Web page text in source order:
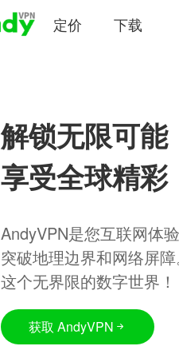
定价 下载
解锁无限可能
享受全球精彩
AndyVPN是您互联网体
突破地理边界和网络屏
这个无界限的数字世界！
获取 AndyVPN